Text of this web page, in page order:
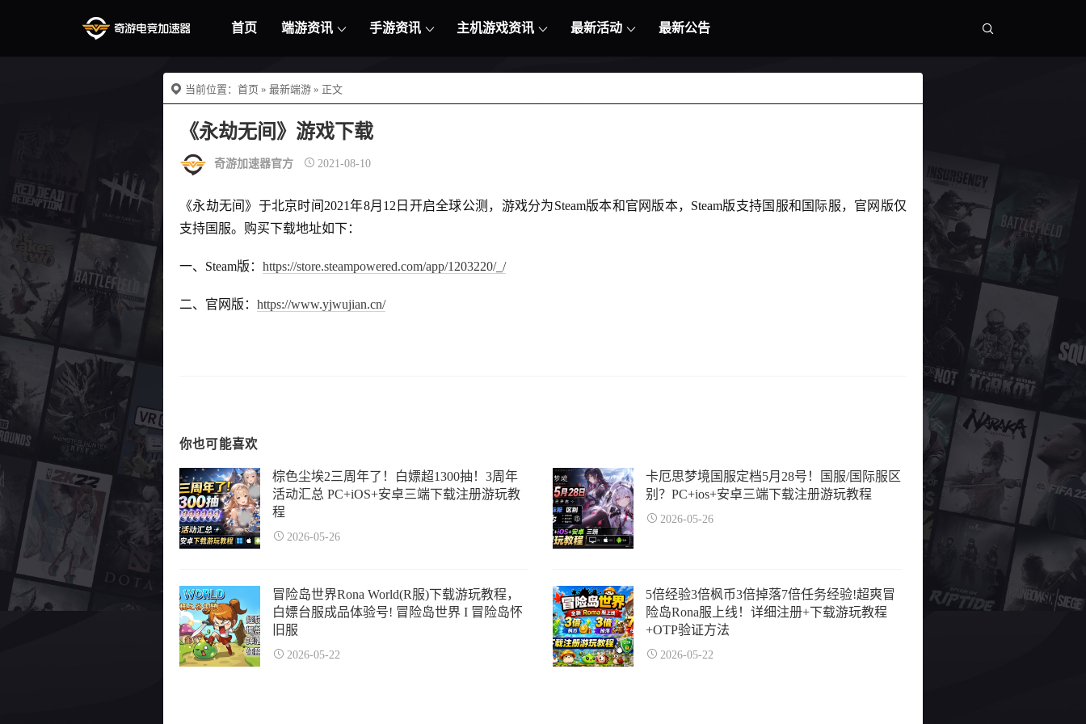
首页 端游资讯 手游资讯 主机游戏资讯 最新活动 最新公告
当前位置： 首页 » 最新端游 » 正文
《永劫无间》游戏下载
奇游加速器官方 2021-08-10
《永劫无间》于北京时间2021年8月12日开启全球公测，游戏分为Steam版本和官网版本，Steam版支持国服和国际服，官网版仅
支持国服。购买下载地址如下：
一、Steam版： https://store.steampowered.com/app/1203220/_/
二、官网版： https://www.yjwujian.cn/
你也可能喜欢
棕色尘埃2三周年了！白嫖超1300抽！3周年
活动汇总 PC+iOS+安卓三端下载注册游玩教
程
2026-05-26
卡厄思梦境国服定档5月28号！国服/国际服区
别？PC+ios+安卓三端下载注册游玩教程
2026-05-26
冒险岛世界Rona World(R服)下载游玩教程，
白嫖台服成品体验号! 冒险岛世界 I 冒险岛怀
旧服
2026-05-22
5倍经验3倍枫币3倍掉落7倍任务经验!超爽冒
险岛Rona服上线！详细注册+下载游玩教程
+OTP验证方法
2026-05-22